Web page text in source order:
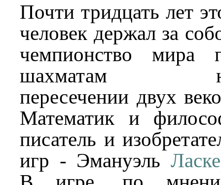
Почти тридцать лет
человек держал за
чемпионство мира
шахматам
пересечении двух
Математик и
писатель и
игр - Эмануэль